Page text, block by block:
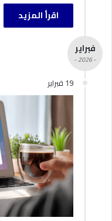
اقرأ المزيد
فبراير
- 2026 -
19 فبراير